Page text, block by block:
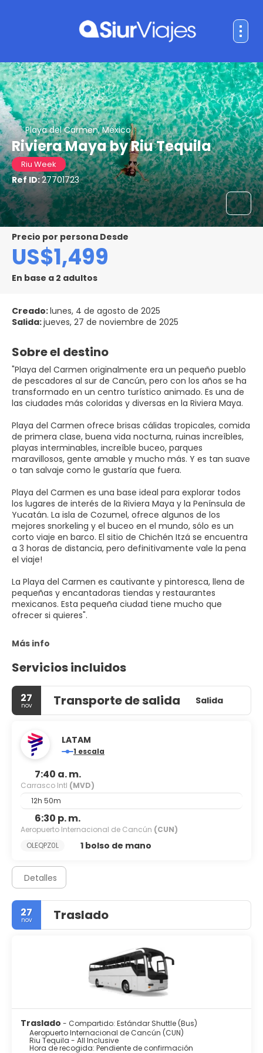
Playa del Carmen, México
Riviera Maya by Riu Tequila
Riu Week
Ref ID:27701723
precio por persona Desde
US$1,499
En base a 2 adultos
Creado:lunes, 4 de agosto de 2025
Salida:jueves, 27 de noviembre de 2025
Sobre el destino
"Playa del Carmen originalmente era un pequeño pueblo
de pescadores al sur de Cancún, pero con los años se ha
transformado en un centro turístico animado. Es una de
las ciudades más coloridas y diversas en la Riviera Maya.
Playa del Carmen ofrece brisas cálidas tropicales, comida
de primera clase, buena vida nocturna, ruinas increíbles,
playas interminables, increíble buceo, parques
maravillosos, gente amable y mucho más. Y es tan suave
o tan salvaje como le gustaría que fuera.
Playa del Carmen es una base ideal para explorar todos
los lugares de interés de la Riviera Maya y la Península de
Yucatán. La isla de Cozumel, ofrece algunos de los
mejores snorkeling y el buceo en el mundo, sólo es un
corto viaje en barco. El sitio de Chichén Itzá se encuentra
a 3 horas de distancia, pero definitivamente vale la pena
el viaje!
La Playa del Carmen es cautivante y pintoresca, llena de
pequeñas y encantadoras tiendas y restaurantes
mexicanos. Esta pequeña ciudad tiene mucho que
ofrecer si quieres".
Más info
Servicios incluidos
27
nov Transporte de salida Salida
LATAM
1 escala
7:40 a. m.
Carrasco Intl (MVD)
12h 50m
6:30 p. m.
Aeropuerto Internacional de Cancún (CUN)
OLEQPZ0L
1 bolso de mano
Detalles
27
nov Traslado
Traslado - Compartido: Estándar Shuttle (Bus)
Aeropuerto Internacional de Cancún (CUN)
Riu Tequila - All Inclusive
Hora de recogida: Pendiente de confirmación